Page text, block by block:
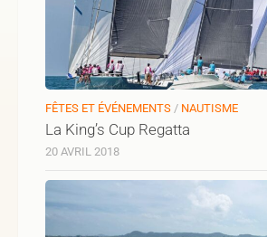
FÊTES ET ÉVÉNEMENTS / NAUTISME
La King’s Cup Regatta
20 AVRIL 2018